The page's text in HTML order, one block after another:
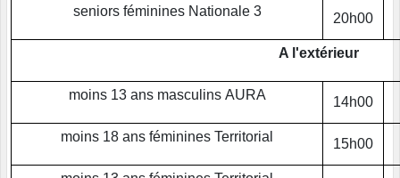
seniors féminines Nationale 3 20h00
A l'extérieur
moins 13 ans masculins AURA 14h00
moins 18 ans féminines Territorial 15h00